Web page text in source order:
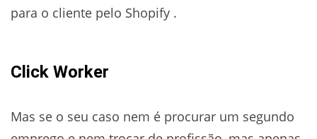
para o cliente pelo Shopify .
Click Worker
Mas se o seu caso nem é procurar um segundo